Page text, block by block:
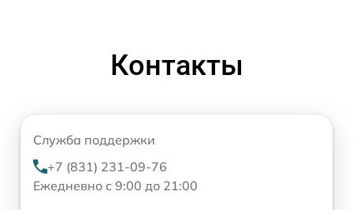
Контакты
Служба поддержки
+7 (831) 231-09-76
Ежедневно с 9:00 до 21:00